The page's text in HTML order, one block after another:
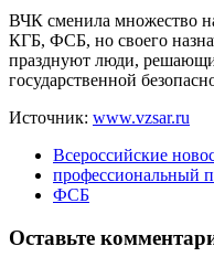
ВЧК сменила
КГБ, ФСБ, но своего
празднуют люди,
государственной
Источник: www.vzsar.ru
Всероссийские
профессиональный
ФСБ
Оставьте